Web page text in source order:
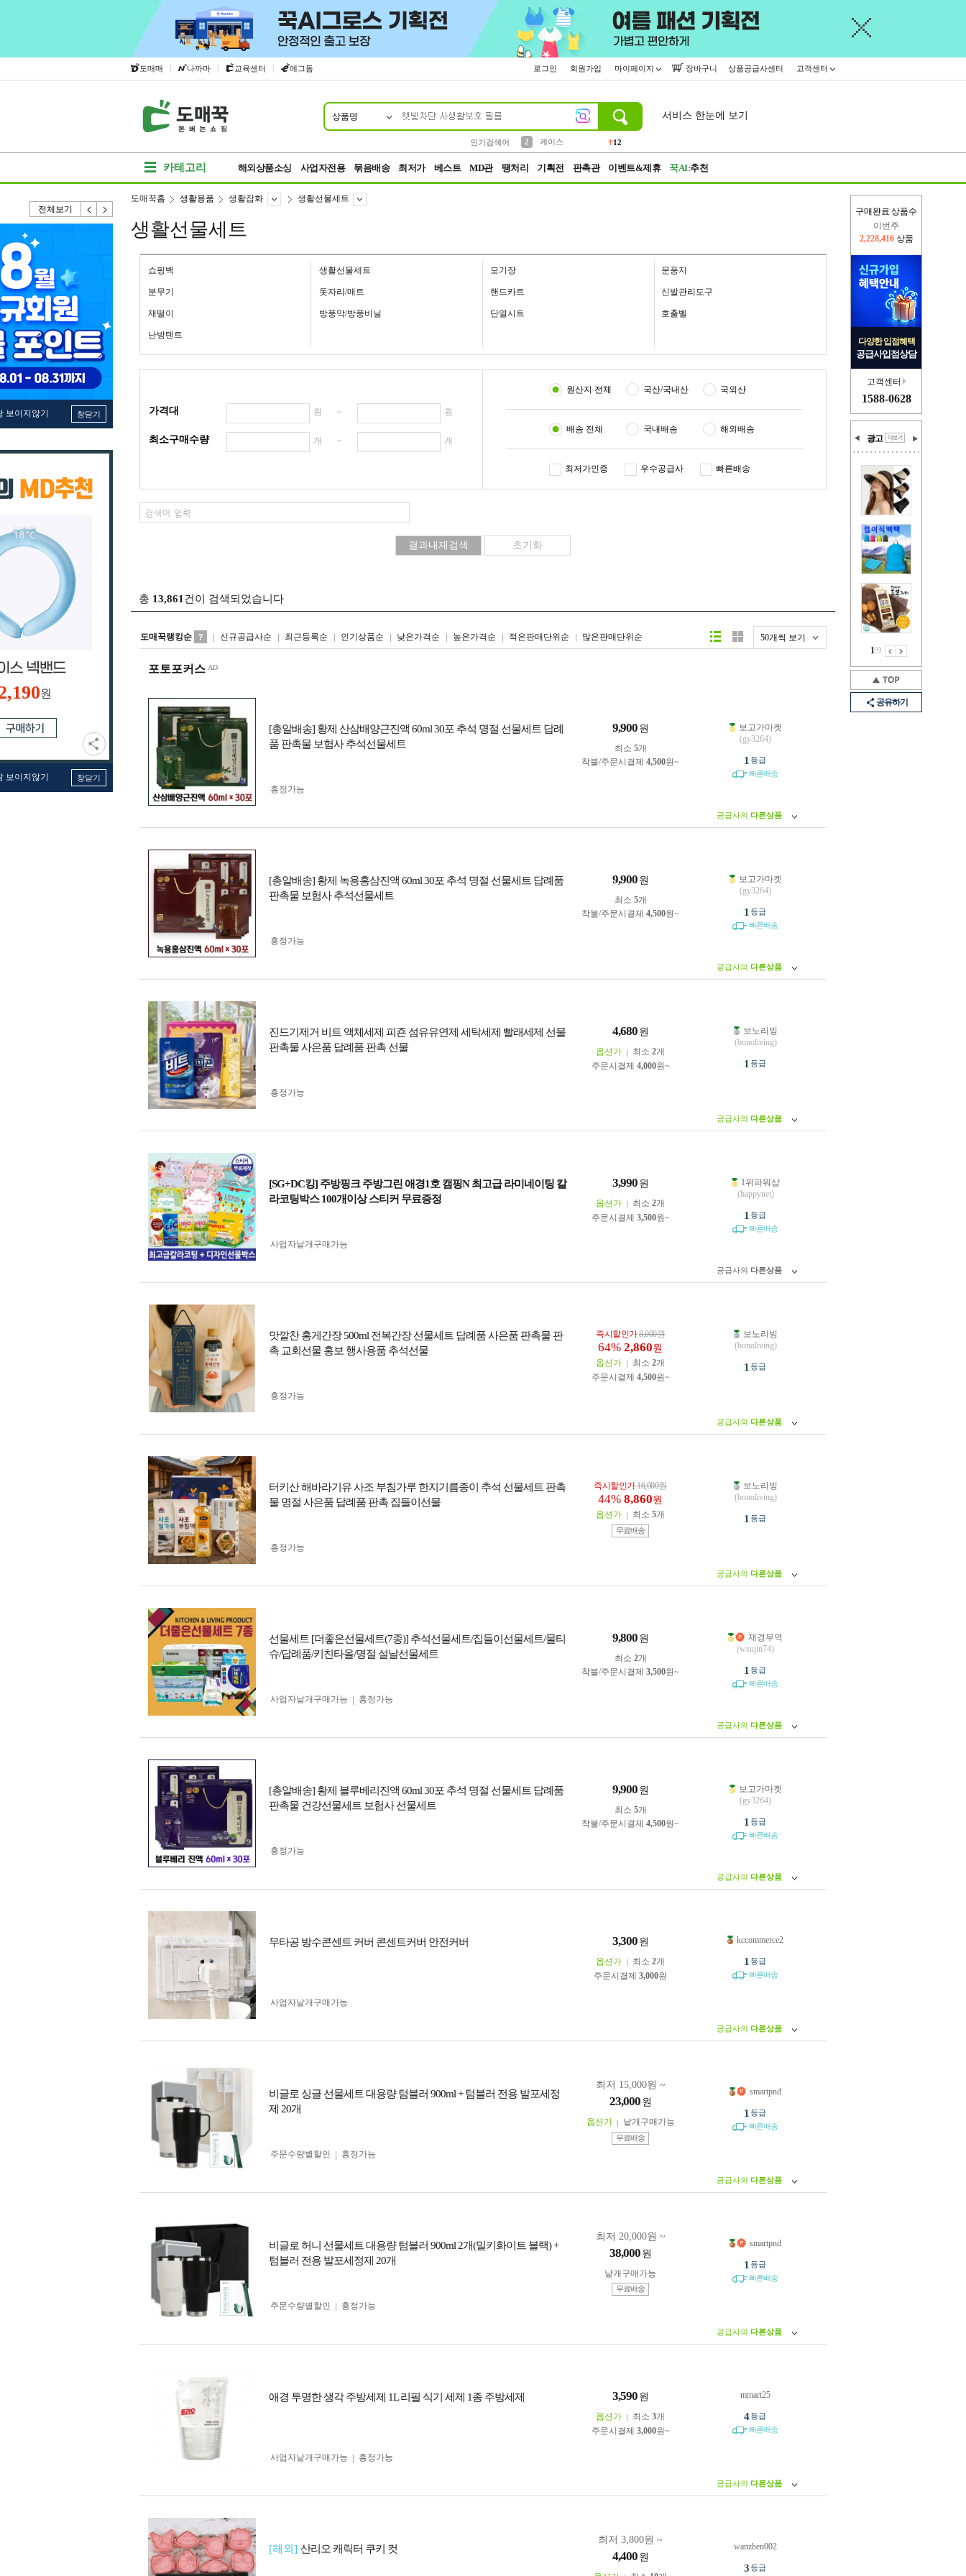
도매매 | 나까마 | 교육센터 | 에그돔 로그인 회원가입 마이페이지 장바구니 상품공급사센터 고객센터
상품명
인기검색어
2
케이스
12
서비스 한눈에 보기
카테고리 해외상품소싱 사업자전용 묶음배송 최저가 베스트 MD관 땡처리 기획전 판촉관 이벤트&제휴 꾹AI:추천
전체보기
보이지않기 창닫기
원
보이지않기 창닫기
구매완료 상품수
이번주
2,228,416 상품
다양한 입점혜택
공급사입점상담
고객센터
1588-0628
광고
1/9
공유하기
도매꾹홈 생활용품 생활잡화 생활선물세트
생활선물세트
쇼핑백 생활선물세트 모기장 문풍지
분무기 돗자리/매트 핸드카트 신발관리도구
재떨이 방풍막/방풍비닐 단열시트 호출벨
난방텐트
가격대 원 ~ 원
최소구매수량 개 ~ 개
원산지 전체 국산/국내산 국외산
배송 전체 국내배송 해외배송
최저가인증 우수공급사 빠른배송
총 13,861 건이 검색되었습니다
도매꾹랭킹순 신규공급사순 최근등록순 인기상품순 낮은가격순 높은가격순 적은판매단위순 많은판매단위순 50개씩 보기
리스트형갤러리형
포토포커스
[총알배송] 황제 산삼배양근진액 60ml 30포 추석 명절 선물세트 답례
품 판촉물 보험사 추석선물세트
9,900 원
최소 5개
착불/주문시결제 4,500원~
흥정가능
보고가마켓
(gy3264)
1 등급
빠른배송
공급사의 다른상품
[총알배송] 황제 녹용홍삼진액 60ml 30포 추석 명절 선물세트 답례품
판촉물 보험사 추석선물세트
9,900 원
최소 5개
착불/주문시결제 4,500원~
흥정가능
보고가마켓
(gy3264)
1 등급
빠른배송
공급사의 다른상품
진드기제거 비트 액체세제 피죤 섬유유연제 세탁세제 빨래세제 선물
판촉물 사은품 답례품 판촉 선물
4,680 원
옵션가 최소 2개
주문시결제 4,000원~
흥정가능
보노리빙
(bonoliving)
1 등급
공급사의 다른상품
[SG+DC킹] 주방핑크 주방그린 애경1호 캠핑N 최고급 라미네이팅 칼
라코팅박스 100개이상 스티커 무료증정
3,990 원
옵션가 최소 2개
주문시결제 3,500원~
사업자 낱개구매가능
1위파워샵
(happynet)
1 등급
빠른배송
공급사의 다른상품
맛깔찬 홍게간장 500ml 전복간장 선물세트 답례품 사은품 판촉물 판
촉 교회선물 홍보 행사용품 추석선물
즉시할인가8,000원
64% 2,860원
옵션가 최소 2개
주문시결제 4,500원~
흥정가능
보노리빙
(bonoliving)
1 등급
공급사의 다른상품
터키산 해바라기유 사조 부침가루 한지기름종이 추석 선물세트 판촉
물 명절 사은품 답례품 판촉 집들이선물
즉시할인가16,000원
44% 8,860원
옵션가 최소 5개
무료배송
흥정가능
보노리빙
(bonoliving)
1 등급
공급사의 다른상품
선물세트 [더좋은선물세트(7종)] 추석선물세트/집들이선물세트/물티
슈/답례품/키친타올/명절 설날선물세트
9,800 원
최소 2개
착불/주문시결제 3,500원~
사업자 낱개구매가능 흥정가능
재경무역
(wsujin74)
1 등급
빠른배송
공급사의 다른상품
[총알배송] 황제 블루베리진액 60ml 30포 추석 명절 선물세트 답례품
판촉물 건강선물세트 보험사 선물세트
9,900 원
최소 5개
착불/주문시결제 4,500원~
흥정가능
보고가마켓
(gy3264)
1 등급
빠른배송
공급사의 다른상품
무타공 방수콘센트 커버 콘센트커버 안전커버 3,300 원
옵션가 최소 2개
주문시결제 3,000원
사업자 낱개구매가능
kccommerce2
1 등급
빠른배송
공급사의 다른상품
비글로 싱글 선물세트 대용량 텀블러 900ml + 텀블러 전용 발포세정
제 20개
최저 15,000원 ~
23,000 원
옵션가 낱개구매가능
무료배송
주문수량별할인 흥정가능
smartpnd
1 등급
빠른배송
공급사의 다른상품
비글로 허니 선물세트 대용량 텀블러 900ml 2개(밀키화이트 블랙) +
텀블러 전용 발포세정제 20개
최저 20,000원 ~
38,000 원
낱개구매가능
무료배송
주문수량별할인 흥정가능
smartpnd
1 등급
빠른배송
공급사의 다른상품
애경 투명한 생각 주방세제 1L 리필 식기 세제 1종 주방세제 3,590 원
옵션가 최소 3개
주문시결제 3,000원~
사업자 낱개구매가능 흥정가능
mmart25
4등급
빠른배송
공급사의 다른상품
[해외] 산리오 캐릭터 쿠키 컷
최저 3,800원 ~
4,400 원
wanzhen002
3등급